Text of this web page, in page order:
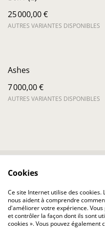
25 000,00 €
AUTRES VARIANTES DISPONIBLES
Ashes
7 000,00 €
AUTRES VARIANTES DISPONIBLES
Politique de
confidentialité
Cookies
Ce site Internet utilise des cookies.
nous aident à comprendre
d'améliorer votre expérience.
et contrôler la façon dont ils sont
cookies ». Vous pouvez également